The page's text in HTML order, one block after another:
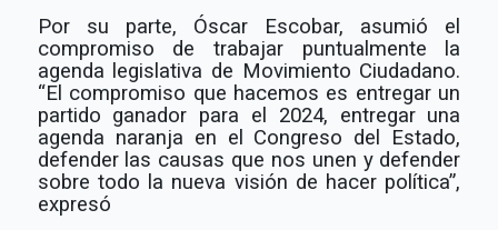
Por su parte, Óscar Escobar, asumió el
compromiso de trabajar puntualmente la
agenda legislativa de Movimiento Ciudadano.
“El compromiso que hacemos es entregar un
partido ganador para el 2024, entregar una
agenda naranja en el Congreso del Estado,
defender las causas que nos unen y defender
sobre todo la nueva visión de hacer política”,
expresó